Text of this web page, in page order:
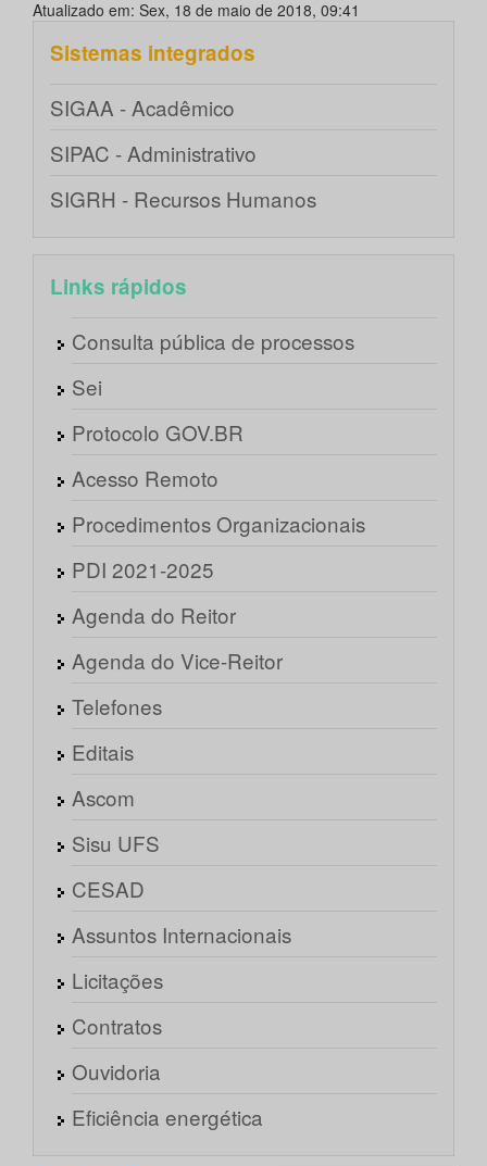
Atualizado em: Sex, 18 de maio de 2018, 09:41
Sistemas integrados
SIGAA - Acadêmico
SIPAC - Administrativo
SIGRH - Recursos Humanos
Links rápidos
Consulta pública de processos
Sei
Protocolo GOV.BR
Acesso Remoto
Procedimentos Organizacionais
PDI 2021-2025
Agenda do Reitor
Agenda do Vice-Reitor
Telefones
Editais
Ascom
Sisu UFS
CESAD
Assuntos Internacionais
Licitações
Contratos
Ouvidoria
Eficiência energética